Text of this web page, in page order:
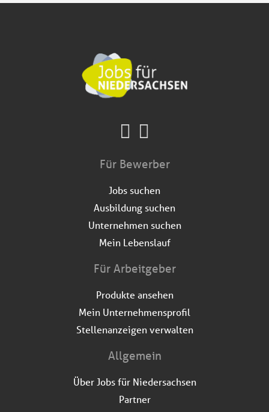
Für Bewerber
Jobs suchen
Ausbildung suchen
Unternehmen suchen
Mein Lebenslauf
Für Arbeitgeber
Produkte ansehen
Mein Unternehmensprofil
Stellenanzeigen verwalten
Allgemein
Über Jobs für Niedersachsen
Partner